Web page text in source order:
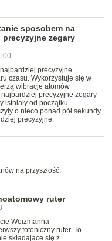
sposobem na
precyzyjne zegary
precyzyjne
czasu. Wykorzystuje się w
wibracje atomów
precyzyjne zegary
istniały od początku
o nieco ponad pół sekundy.
precyzyjne.
na przyszłość.
ruter
Weizmanna
fotoniczny ruter. To
składające się z